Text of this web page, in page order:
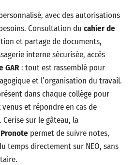
avec des autorisations
Consultation du cahier de
et partage de documents,
interne sécurisée, accès
GAR: tout est rassemblé pour
et l’organisation du travail.
dans chaque collège pour
et répondre en cas de
sur le gâteau, la
Pronote permet de suivre notes,
temps directement sur NEO, sans